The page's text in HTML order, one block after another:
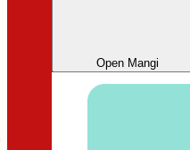
Open Mangi